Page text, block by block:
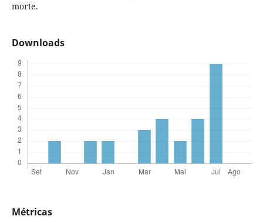
morte.
Downloads
Métricas